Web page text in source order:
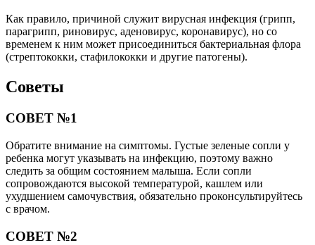
Как правило, причиной служит вирусная инфекция (грипп,
парагрипп, риновирус, аденовирус, коронавирус), но со
временем к ним может присоединиться бактериальная флора
(стрептококки, стафилококки и другие патогены).
Советы
СОВЕТ №1
Обратите внимание на симптомы. Густые зеленые сопли у
ребенка могут указывать на инфекцию, поэтому важно
следить за общим состоянием малыша. Если сопли
сопровождаются высокой температурой, кашлем или
ухудшением самочувствия, обязательно проконсультируйтесь
с врачом.
СОВЕТ №2